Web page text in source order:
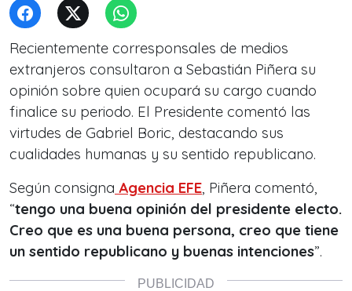
Recientemente corresponsales de medios
extranjeros consultaron a Sebastián Piñera su
opinión sobre quien ocupará su cargo cuando
finalice su periodo. El Presidente comentó las
virtudes de Gabriel Boric, destacando sus
cualidades humanas y su sentido republicano.
Según consigna Agencia EFE, Piñera comentó,
“tengo una buena opinión del presidente electo.
Creo que es una buena persona, creo que tiene
un sentido republicano y buenas intenciones”.